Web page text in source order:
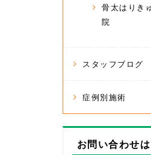
骨太はりき
院
スタッフブログ
症例別施術
お問い合わせ